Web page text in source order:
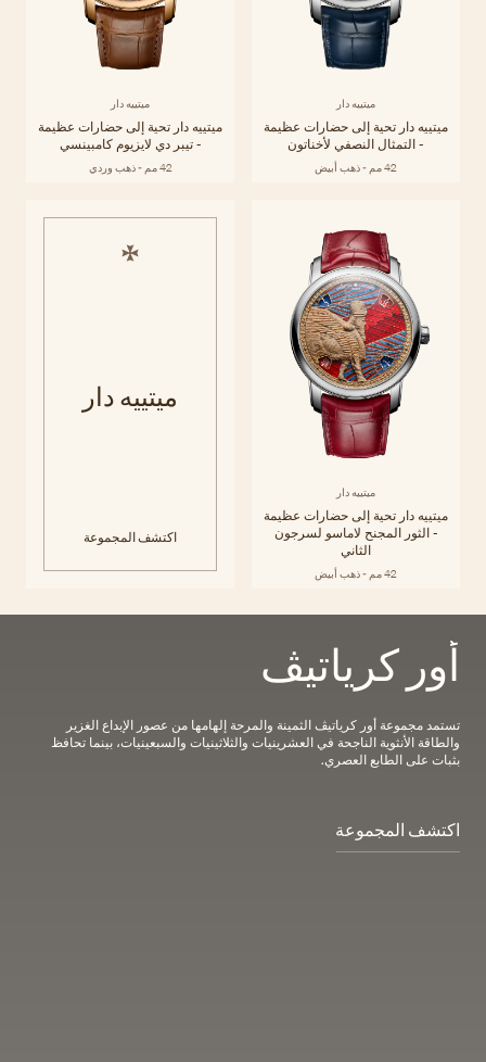
ميتييه دار
ميتييه دار تحية إلى حضارات عظيمة
- التمثال النصفي لأخناتون
42 مم - ذهب أبيض
ميتييه دار
ميتييه دار تحية إلى حضارات عظيمة
- تيبر دي لايزيوم كامبينسي
42 مم - ذهب وردي
ميتييه دار
ميتييه دار تحية إلى حضارات عظيمة
- الثور المجنح لاماسو لسرجون
الثاني
42 مم - ذهب أبيض
ميتييه دار
اكتشف المجموعة
أور كرياتيڤ
تستمد مجموعة أور كرياتيڤ الثمينة والمرحة إلهامها من عصور الإبداع الغزير
والطاقة الأنثوية الناجحة في العشرينيات والثلاثينيات والسبعينيات، بينما تحافظ
بثبات على الطابع العصري.
اكتشف المجموعة